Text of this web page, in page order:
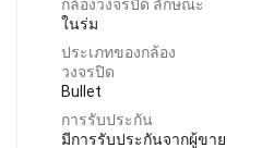
กล้องวงจรปิด ลักษณะ
ในร่ม
ประเภทของกล้อง
วงจรปิด
Bullet
การรับประกัน
มีการรับประกันจากผู้ขาย